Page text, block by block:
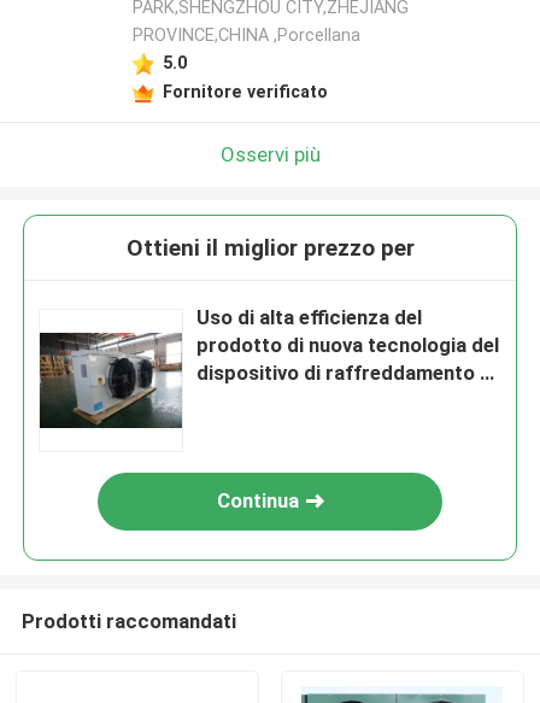
PARK,SHENGZHOU CITY,ZHEJIANG
PROVINCE,CHINA ,Porcellana
5.0
Fornitore verificato
Osservi più
Ottieni il miglior prezzo per
Uso di alta efficienza del
prodotto di nuova tecnologia del
dispositivo di raffreddamento di
Continua
Prodotti raccomandati